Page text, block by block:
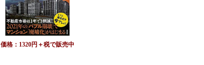
価格：1320円＋税で販売中